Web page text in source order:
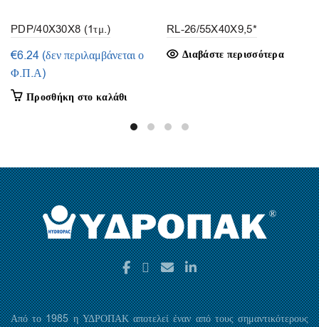
PDP/40X30X8 (1τμ.)
€6.24 (δεν περιλαμβάνεται ο
Φ.Π.Α)
Προσθήκη στο καλάθι
RL-26/55X40X9,5*
Διαβάστε περισσότερα
Από το 1985 η ΥΔΡΟΠΑΚ αποτελεί έναν από τους σημαντικότερους